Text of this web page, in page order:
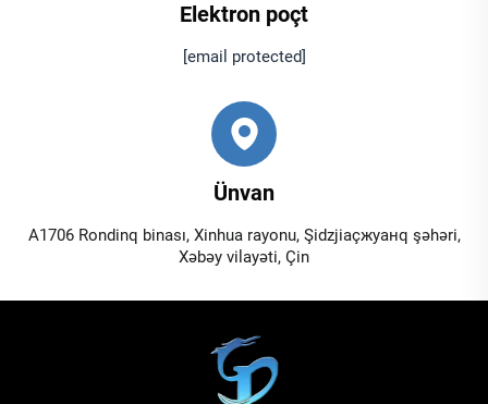
Elektron poçt
[email protected]
Ünvan
A1706 Rondinq binası, Xinhua rayonu, Şidzjiaçжуанq şəhəri,
Xəbəy vilayəti, Çin